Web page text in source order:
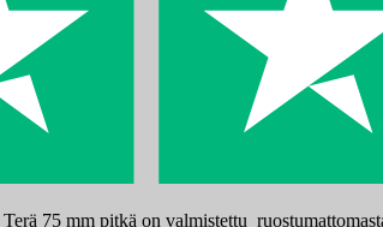
75 mm pitkä on valmistettu